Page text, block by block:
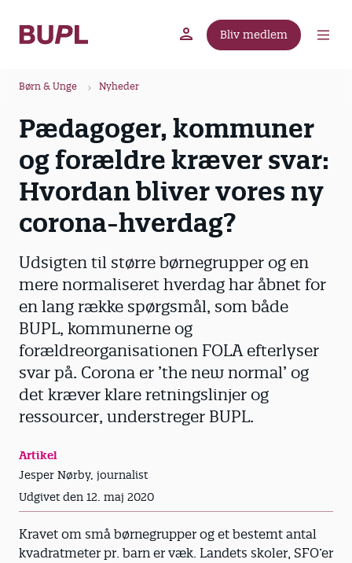
Bliv medlem
Børn & Unge Nyheder
Pædagoger, kommuner
og forældre kræver svar:
Hvordan bliver vores ny
corona-hverdag?
Udsigten til større børnegrupper og en
mere normaliseret hverdag har åbnet for
en lang række spørgsmål, som både
BUPL, kommunerne og
forældreorganisationen FOLA efterlyser
svar på. Corona er ’the new normal’ og
det kræver klare retningslinjer og
ressourcer, understreger BUPL.
Artikel
Jesper Nørby, journalist
Udgivet den 12. maj 2020
Kravet om små børnegrupper og et bestemt antal
kvadratmeter pr. barn er væk. Landets skoler, SFO’er